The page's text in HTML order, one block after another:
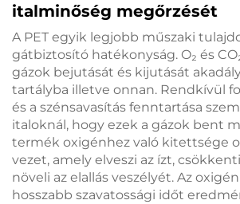
italminőség megőrzését
A PET egyik legjobb műszaki
gátbiztosító hatékonyság. O₂ és
gázok bejutását és kijutását
tartályba illetve onnan. Rendkívül
és a szénsavasítás fenntartása
italoknál, hogy ezek a gázok bent
termék oxigénhez való kitettsége
vezet, amely elveszi az ízt,
növeli az elallás veszélyét. Az
hosszabb szavatossági időt